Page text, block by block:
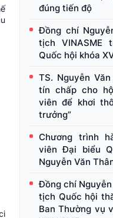
đúng tiến độ
Đồng chí
tịch VINASME
Quốc hội khóa
TS. Nguyễn
tín chấp cho
viên để khơi
trưởng”
Chương trình
viên Đại biểu
Nguyễn Văn
Đồng chí
tịch Quốc hội
Ban Thường vụ